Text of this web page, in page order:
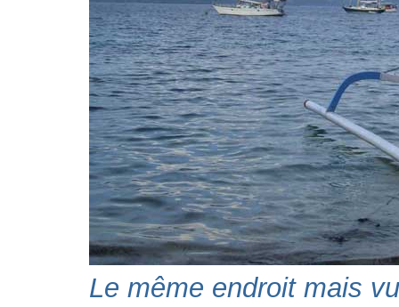
Le même endroit mais